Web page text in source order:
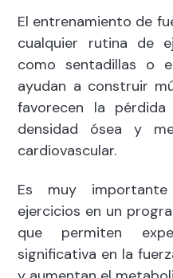
El entrenamiento de
cualquier rutina de
como sentadillas o
ayudan a construir
favorecen la
densidad ósea y
cardiovascular.
Es muy
ejercicios en un
que permiten
significativa en la